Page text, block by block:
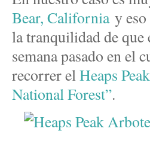
Bear, California y
la tranquilidad de que
semana pasado en el
recorrer elHeaps
National Forest”.